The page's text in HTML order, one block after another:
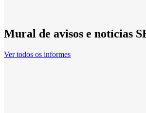
Mural de avisos e notícias
Ver todos os informes